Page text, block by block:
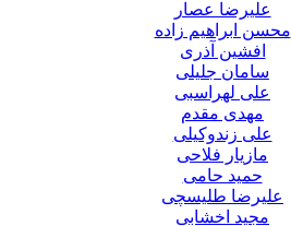
علیرضا عصار
محسن ابراهیم زاده
افشین آذری
سامان جلیلی
علی لهراسبی
مهدی مقدم
علی زندوکیلی
مازیار فلاحی
حمید حامی
علیرضا طلیسچی
مجید اخشابی